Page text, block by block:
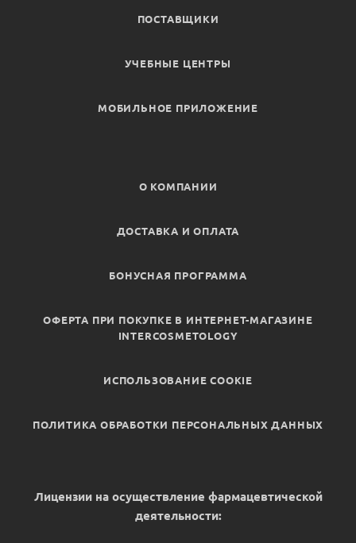
ПОСТАВЩИКИ
УЧЕБНЫЕ ЦЕНТРЫ
МОБИЛЬНОЕ ПРИЛОЖЕНИЕ
О КОМПАНИИ
ДОСТАВКА И ОПЛАТА
БОНУСНАЯ ПРОГРАММА
ОФЕРТА ПРИ ПОКУПКЕ В ИНТЕРНЕТ-МАГАЗИНЕ
INTERCOSMETOLOGY
ИСПОЛЬЗОВАНИЕ COOKIE
ПОЛИТИКА ОБРАБОТКИ ПЕРСОНАЛЬНЫХ ДАННЫХ
Лицензии на осуществление фармацевтической
деятельности: